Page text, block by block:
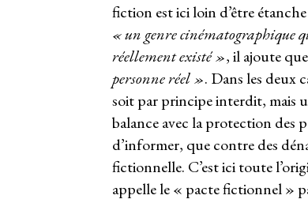
fiction est ici loin d’être
« un genre cinématographique
réellement existé », il ajoute
personne réel ». Dans les deux
soit par principe interdit, mais
balance avec la protection des
d’informer, que contre des
fictionnelle. C’est ici toute
appelle le « pacte fictionnel »